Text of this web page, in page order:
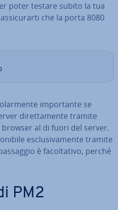
poter testare subito la tua
che la porta 8080
im­por­tan­te se
di­ret­ta­men­te tramite
al di fuori del server.
esclu­si­va­men­te tramite
è fa­col­ta­ti­vo, perché
PM2